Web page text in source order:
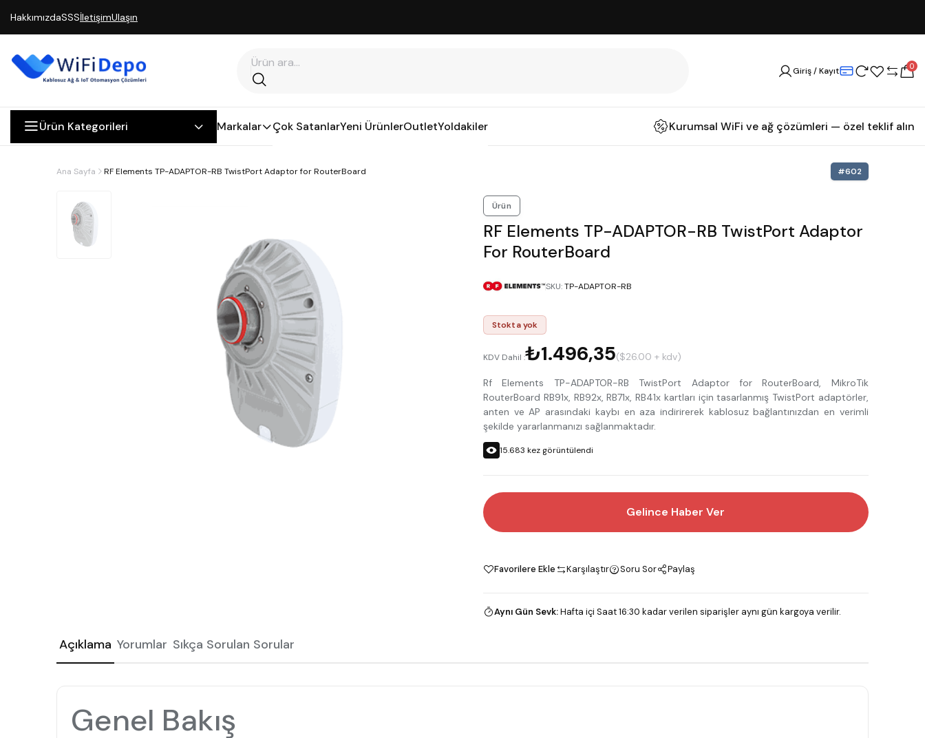
HakkımızdaSSSİletişimUlaşın
Giriş / Kayıt 0
Ürün Kategorileri Markalar Çok SatanlarYeni ÜrünlerOutletYoldakiler Kurumsal WiFi ve ağ çözümleri — özel teklif alın
Ana Sayfa RF Elements TP-ADAPTOR-RB TwistPort Adaptor for RouterBoard #602
Ürün
RF Elements TP-ADAPTOR-RB TwistPort Adaptor
For RouterBoard
SKU:TP-ADAPTOR-RB
Stokta yok
KDV Dahil :₺1.496,35($26.00 + kdv)
Rf Elements TP-ADAPTOR-RB TwistPort Adaptor for RouterBoard, MikroTik
RouterBoard RB91x, RB92x, RB71x, RB41x kartları için tasarlanmış TwistPort adaptörler,
anten ve AP arasındaki kaybı en aza indirirerek kablosuz bağlantınızdan en verimli
şekilde yararlanmanızı sağlanmaktadır.
15.683 kez görüntülendi
Gelince Haber Ver
Favorilere Ekle Karşılaştır Soru Sor Paylaş
Aynı Gün Sevk:Hafta içi Saat 16:30 kadar verilen siparişler aynı gün kargoya verilir.
Açıklama Yorumlar Sıkça Sorulan Sorular
Genel Bakış